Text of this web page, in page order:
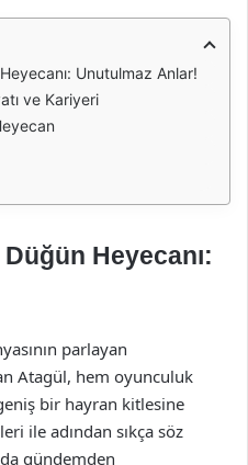
Unutulmaz Anlar!
ve Kariyeri
Heyecanı:
parlayan
Atagül, hem oyunculuk
bir hayran kitlesine
ile adından sıkça söz
gündemden